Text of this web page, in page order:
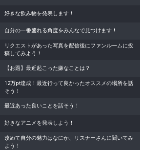
好きな飲み物を発表します！
自分の一番盛れる角度をみんなで見つけます！
リクエストがあった写真を配信後にファンルームに投
稿してみよう！
【お題】最近起こった嫌なことは？
12万pt達成！最近行って良かったオススメの場所を話
そう！
最近あった良いことを話そう！
好きなアニメを発表しよう！
改めて自分の魅力はなにか、リスナーさんに聞いてみ
よう！